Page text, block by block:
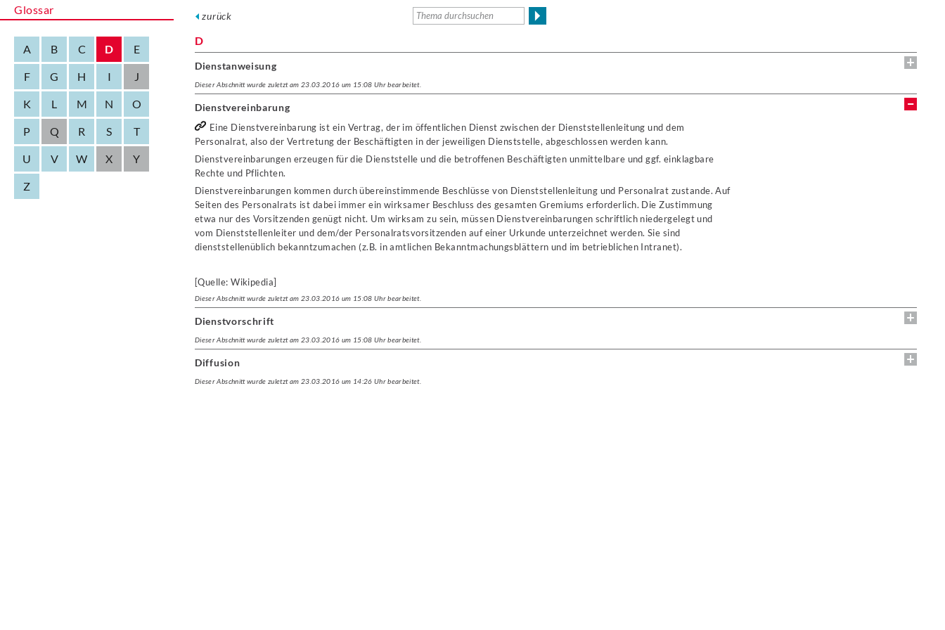
Glossar
A B C D E
F G H I J
K L M N O
P Q R S T
U V W X Y
Z
zurück
D
Dienstanweisung
Dieser Abschnitt wurde zuletzt am 23.03.2016 um 15:08 Uhr bearbeitet.
Dienstvereinbarung
Eine Dienstvereinbarung ist ein Vertrag, der im öffentlichen Dienst zwischen der Dienststellenleitung und dem
Personalrat, also der Vertretung der Beschäftigten in der jeweiligen Dienststelle, abgeschlossen werden kann.
Dienstvereinbarungen erzeugen für die Dienststelle und die betroffenen Beschäftigten unmittelbare und ggf. einklagbare
Rechte und Pflichten.
Dienstvereinbarungen kommen durch übereinstimmende Beschlüsse von Dienststellenleitung und Personalrat zustande. Auf
Seiten des Personalrats ist dabei immer ein wirksamer Beschluss des gesamten Gremiums erforderlich. Die Zustimmung
etwa nur des Vorsitzenden genügt nicht. Um wirksam zu sein, müssen Dienstvereinbarungen schriftlich niedergelegt und
vom Dienststellenleiter und dem/der Personalratsvorsitzenden auf einer Urkunde unterzeichnet werden. Sie sind
dienststellenüblich bekanntzumachen (z.B. in amtlichen Bekanntmachungsblättern und im betrieblichen Intranet).
[Quelle: Wikipedia]
Dieser Abschnitt wurde zuletzt am 23.03.2016 um 15:08 Uhr bearbeitet.
Dienstvorschrift
Dieser Abschnitt wurde zuletzt am 23.03.2016 um 15:08 Uhr bearbeitet.
Diffusion
Dieser Abschnitt wurde zuletzt am 23.03.2016 um 14:26 Uhr bearbeitet.